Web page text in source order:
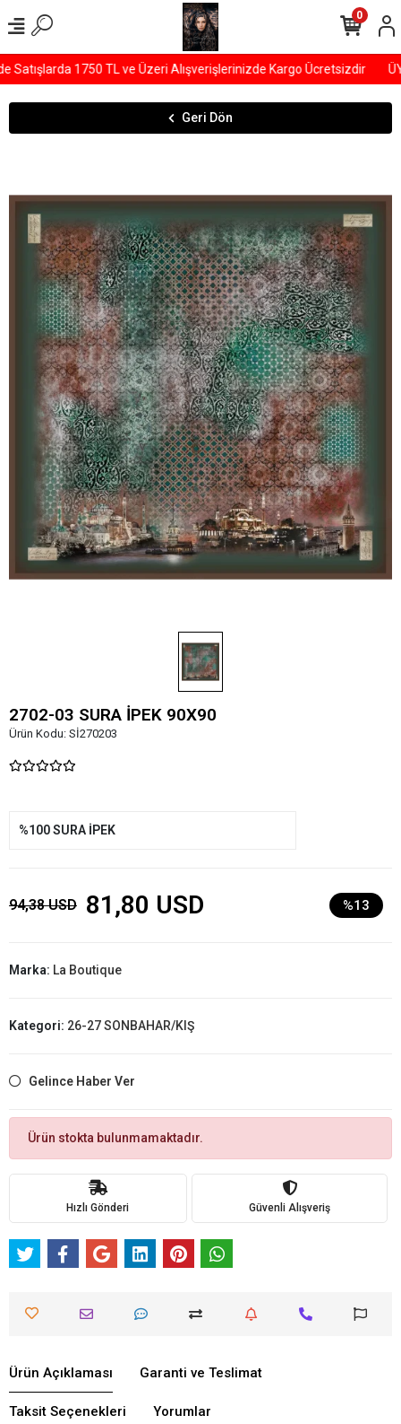
1750 TL ve Üzeri Alışverişlerinizde Kargo Ücretsizdir
0
Geri Dön
2702-03 SURA İPEK 90X90
Ürün Kodu: Sİ270203
%100 SURA İPEK
94,38 USD 81,80 USD %13
Marka: La Boutique
Kategori: 26-27 SONBAHAR/KIŞ
Gelince Haber Ver
Ürün stokta bulunmamaktadır.
Hızlı Gönderi Güvenli Alışveriş
Ürün Açıklaması Garanti ve Teslimat
Taksit Seçenekleri Yorumlar